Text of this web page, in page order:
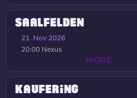
SAALFELDEN
21. Nov 2026
20:00 Nexus
MORE
KAUFERING